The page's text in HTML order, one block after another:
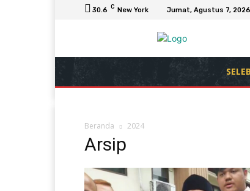
30.6 C New York Jumat, Agustus 7, 2026
SELEB
Beranda 2024
Arsip